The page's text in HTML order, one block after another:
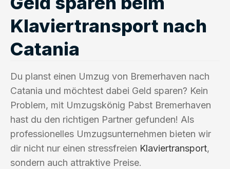
Klaviertransport nach
Catania
Du planst einen Umzug von Bremerhaven nach
Catania und möchtest dabei Geld sparen? Kein
Problem, mit Umzugskönig Pabst Bremerhaven
hast du den richtigen Partner gefunden! Als
professionelles Umzugsunternehmen bieten wir
dir nicht nur einen stressfreien Klaviertransport,
sondern auch attraktive Preise.